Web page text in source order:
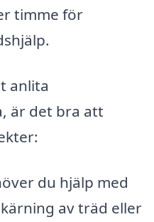
timme för
anlita
är det bra att
du hjälp med
av träd eller